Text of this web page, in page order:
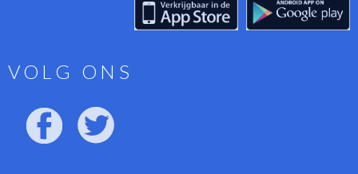
VOLG ONS